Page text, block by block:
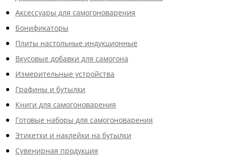
Аксессуары для самогоноварения
Бонификаторы
Плиты настольные индукционные
Вкусовые добавки для самогона
Измерительные устройства
Графины и бутылки
Книги для самогоноварения
Готовые наборы для самогоноварения
Этикетки и наклейки на бутылки
Сувенирная продукция